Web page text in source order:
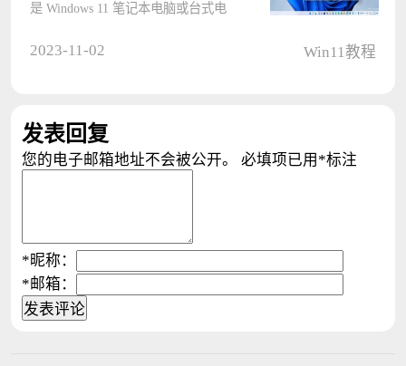
是 Windows 11 笔记本电脑或台式电
决????
2023-11-02 Win11教程
发表回复
您的电子邮箱地址不会被公开。 必填项已用 *标注
*昵称：
*邮箱：